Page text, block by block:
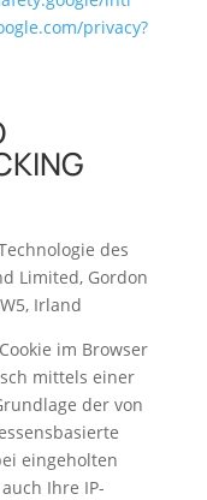
/privacy?
des
Limited, Gordon
Irland
im Browser
mittels einer
der von
eingeholten
Ihre IP-